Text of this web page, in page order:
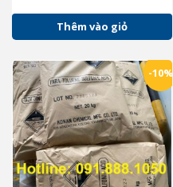
Thêm vào giỏ
-10%